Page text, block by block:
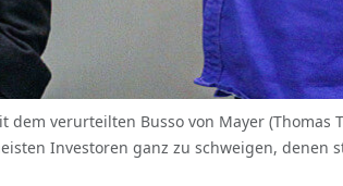
verurteilten Busso von Mayer
Investoren ganz zu schweigen, denen